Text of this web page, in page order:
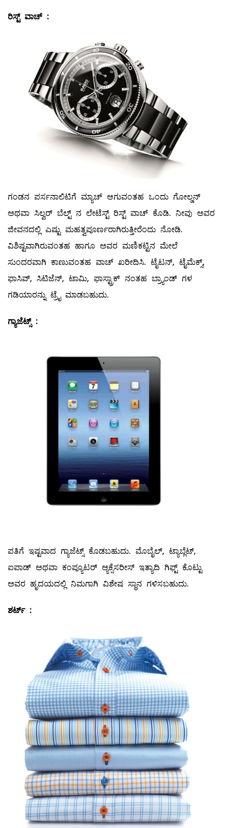
ರಿಸ್ಟ್ ವಾಚ್‌ :
ಗಂಡನ ಪರ್ಸನಾಲಿಟಿಗೆ ಮ್ಯಾಚ್‌ ಆಗುವಂತಹ ಒಂದು ಗೋಲ್ಡನ್‌
ಅಥವಾ ಸಿಲ್ವರ್‌ ಬೆಲ್ಟ್ ನ ಲೇಟೆಸ್ಟ್ ರಿಸ್ಟ್ ವಾಚ್‌ ಕೊಡಿ. ನೀವು ಅವರ
ಜೀವನದಲ್ಲಿ ಎಷ್ಟು ಮಹತ್ವಪೂರ್ಣರಾಗಿರುತ್ತೀರೆಂದು ನೋಡಿ.
ವಿಶಿಷ್ಟವಾಗಿರುವಂತಹ ಹಾಗೂ ಅವರ ಮಣಿಕಟ್ಟಿನ ಮೇಲೆ
ಸುಂದರವಾಗಿ ಕಾಣುವಂತಹ ವಾಚ್‌ ಖರೀದಿಸಿ. ಟೈಟನ್‌, ಟೈಮೆಕ್ಸ್,
ಫಾಸಿವ್‌, ಸಿಟಿಜೆನ್‌, ಟಾಮಿ, ಫಾಸ್ಟ್ರಾಕ್‌ ನಂತಹ ಬ್ರ್ಯಾಂಡ್‌ ಗಳ
ಗಡಿಯಾರನ್ನು ಟ್ರೈ ಮಾಡಬಹುದು.
ಗ್ಯಾಜೆಟ್ಸ್:
ಪತಿಗೆ ಇಷ್ಟವಾದ ಗ್ಯಾಜೆಟ್ಸ್ ಕೊಡಬಹುದು. ಮೊಬೈಲ್‌, ಟ್ಯಾಬ್ಲೆಟ್‌,
ಐಪಾಡ್‌ ಅಥವಾ ಕಂಪ್ಯೂಟರ್‌ ಆ್ಯಕ್ಸೆಸರೀಸ್ ಇತ್ಯಾದಿ ಗಿಫ್ಟ್ ಕೊಟ್ಟು
ಅವರ ಹೃದಯದಲ್ಲಿ ನಿಮಗಾಗಿ ವಿಶೇಷ ಸ್ಥಾನ ಗಳಿಸಬಹುದು.
ಶರ್ಟ್‌ :